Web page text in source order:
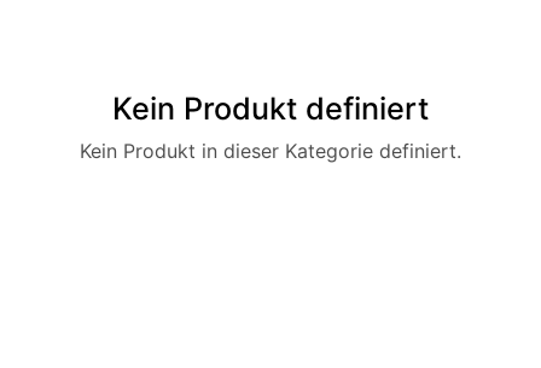
Kein Produkt definiert
Kein Produkt in dieser Kategorie definiert.